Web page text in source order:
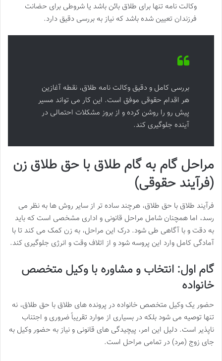
وکالت نامه تنها برای طلاق بائن باشد یا شروطی برای حضانت
فرزندان تعیین شده باشد که نیاز به بررسی دقیق دارد.
بررسی کامل و دقیق وکالت نامه طلاق، نقطه آغازین
هر اقدام حقوقی موفق است. این کار می تواند مسیر
پیش رو را روشن کرده و از بروز مشکلات احتمالی در
آینده جلوگیری کند.
مراحل گام به گام طلاق با حق طلاق زن
(فرآیند حقوقی)
فرآیند طلاق با حق طلاق، هرچند ساده تر از سایر روش ها به نظر می
رسد، اما همچنان شامل مراحل قانونی و اداری مشخصی است که باید
به دقت و با آگاهی طی شود. درک این مراحل، به زن کمک می کند تا با
آمادگی کامل وارد این پروسه شود و از اتلاف وقت و انرژی جلوگیری کند.
گام اول: انتخاب و مشاوره با وکیل متخصص
خانواده
حضور یک وکیل متخصص خانواده در پرونده های طلاق با حق طلاق، نه
تنها توصیه می شود بلکه در بسیاری از موارد تقریباً ضروری و اجتناب
ناپذیر است. دلیل این امر، پیچیدگی های قانونی و نیاز به حضور وکیل به
جای زوج (مرد) در تمامی مراحل است.